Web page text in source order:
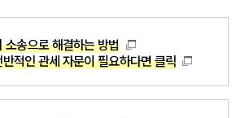
소송으로 해결하는 방법
적인 관세 자문이 필요하다면 클릭